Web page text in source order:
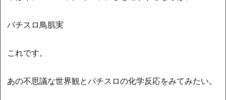
パチスロ鳥肌実
これです。
あの不思議な世界観とパチスロの化学反応をみてみたい。